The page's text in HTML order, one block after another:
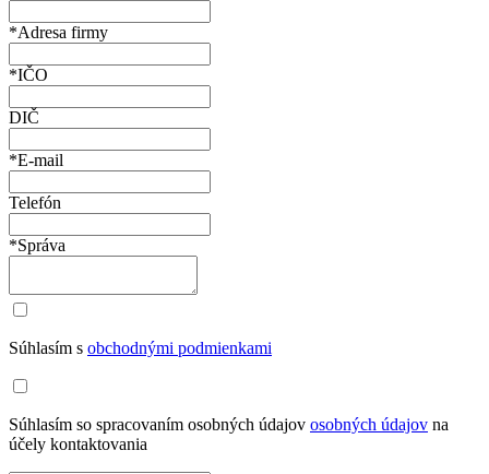
*Adresa firmy
*IČO
DIČ
*E-mail
Telefón
*Správa
Súhlasím s obchodnými podmienkami
Súhlasím so spracovaním osobných údajov osobných údajov na
účely kontaktovania